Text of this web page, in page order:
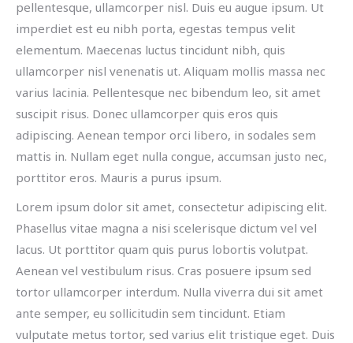
pellentesque, ullamcorper nisl. Duis eu augue ipsum. Ut
imperdiet est eu nibh porta, egestas tempus velit
elementum. Maecenas luctus tincidunt nibh, quis
ullamcorper nisl venenatis ut. Aliquam mollis massa nec
varius lacinia. Pellentesque nec bibendum leo, sit amet
suscipit risus. Donec ullamcorper quis eros quis
adipiscing. Aenean tempor orci libero, in sodales sem
mattis in. Nullam eget nulla congue, accumsan justo nec,
porttitor eros. Mauris a purus ipsum.
Lorem ipsum dolor sit amet, consectetur adipiscing elit.
Phasellus vitae magna a nisi scelerisque dictum vel vel
lacus. Ut porttitor quam quis purus lobortis volutpat.
Aenean vel vestibulum risus. Cras posuere ipsum sed
tortor ullamcorper interdum. Nulla viverra dui sit amet
ante semper, eu sollicitudin sem tincidunt. Etiam
vulputate metus tortor, sed varius elit tristique eget. Duis